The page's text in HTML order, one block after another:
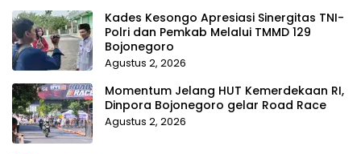
Kades Kesongo Apresiasi Sinergitas TNI-
Polri dan Pemkab Melalui TMMD 129
Bojonegoro
Agustus 2, 2026
Momentum Jelang HUT Kemerdekaan RI,
Dinpora Bojonegoro gelar Road Race
Agustus 2, 2026